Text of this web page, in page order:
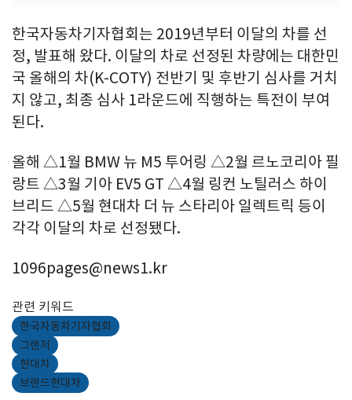
한국자동차기자협회는 2019년부터 이달의 차를 선
정, 발표해 왔다. 이달의 차로 선정된 차량에는 대한민
국 올해의 차(K-COTY) 전반기 및 후반기 심사를 거치
지 않고, 최종 심사 1라운드에 직행하는 특전이 부여
된다.
올해 △1월 BMW 뉴 M5 투어링 △2월 르노코리아 필
랑트 △3월 기아 EV5 GT △4월 링컨 노틸러스 하이
브리드 △5월 현대차 더 뉴 스타리아 일렉트릭 등이
각각 이달의 차로 선정됐다.
1096pages@news1.kr
관련 키워드
한국자동차기자협회
그랜저
현대차
브랜드현대차